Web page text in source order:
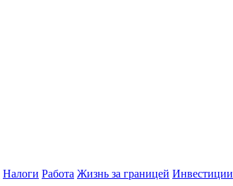
Налоги Работа Жизнь за границей Инвестиции